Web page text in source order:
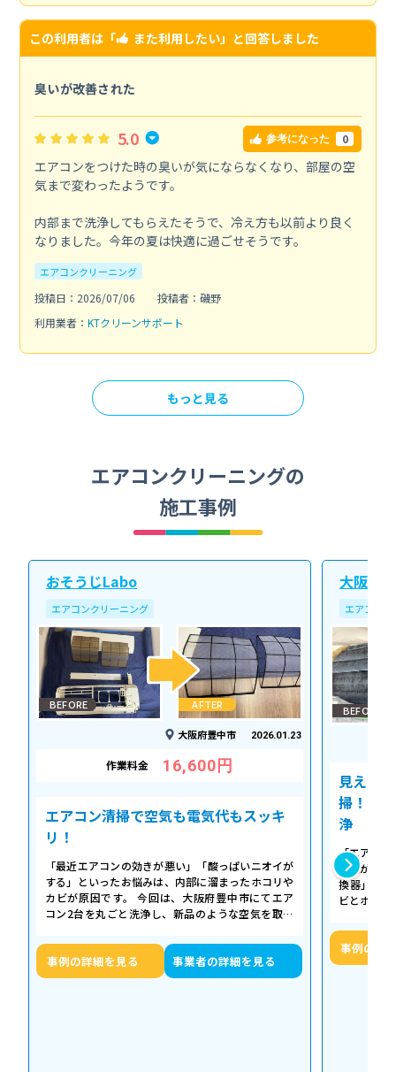
この利用者は「 また利用したい」と回答しました
臭いが改善された
5.0 参考になった 0
エアコンをつけた時の臭いが気にならなくなり、部屋の空
気まで変わったようです。
内部まで洗浄してもらえたそうで、冷え方も以前より良く
なりました。今年の夏は快適に過ごせそうです。
エアコンクリーニング
投稿日：2026/07/06
投稿者：磯野
利用業者： KTクリーンサポート
もっと見る
エアコンクリーニングの
施工事例
おそうじLabo
エアコンクリーニング
BEFORE AFTER
大阪府豊中市 2026.01.23
作業料金 16,600円
エアコン清掃で空気も電気代もスッキ
リ！
「最近エアコンの効きが悪い」「酸っぱいニオイが
する」といったお悩みは、内部に溜まったホコリや
カビが原因です。 今回は、大阪府豊中市にてエア
コン2台を丸ごと洗浄し、新品のような空気を取り
事例の詳細を見る 事業者の詳細を見る
大阪北
エアコン
BEFORE
見えな
掃！空
浄
「エアコ
た気がす
換器」の
ビとホコ
事例の詳